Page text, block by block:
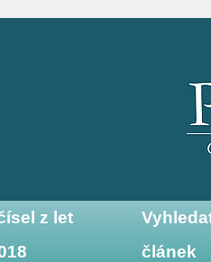
z let
článek